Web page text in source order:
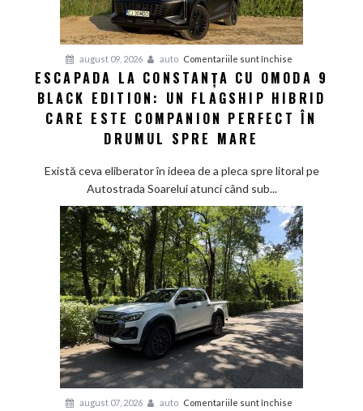
de
hot-
hatch
sustenabilitatea
viitorului
august 09, 2026 auto Comentariile sunt închise
Escapada
la
Constanța
Un
flagship
hibrid
care
este
companion
perfect
în
drumul
ESCAPADA LA CONSTANȚA CU OMODA 9
BLACK EDITION: UN FLAGSHIP HIBRID
CARE ESTE COMPANION PERFECT ÎN
DRUMUL SPRE MARE
Există ceva eliberator în ideea de a pleca spre litoral pe
Autostrada Soarelui atunci când sub...
august 07, 2026 auto Comentariile sunt închise